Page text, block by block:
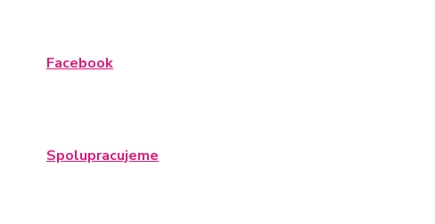
Facebook
Spolupracujeme